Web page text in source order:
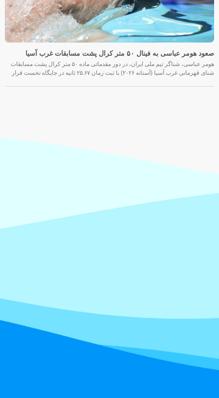
صعود هومر عباسی به فینال ۵۰ متر کرال پشت مسابقات غرب آسیا
هومر عباسی، شناگر تیم ملی ایران، در دور مقدماتی ماده ۵۰ متر کرال پشت مسابقات
شنای قهرمانی غرب آسیا (آستانه ۲۰۲۶) با ثبت زمان ۲۵.۶۷ ثانیه در جایگاه نخست قرار